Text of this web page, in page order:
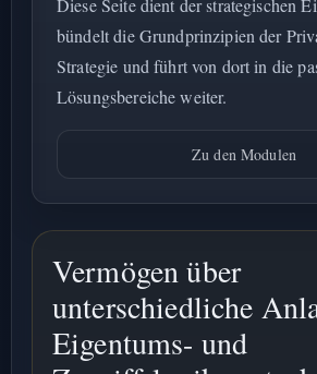
Diese Seite dient der strategischen
bündelt die Grundprinzipien der
Strategie und führt von dort in die
Lösungsbereiche weiter.
Zu den Modulen
Vermögen über
unterschiedliche
Eigentums- und